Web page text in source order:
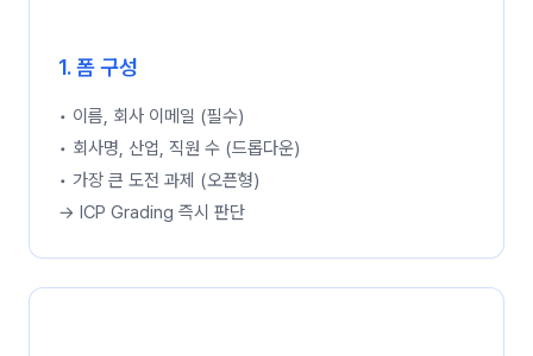
1. 폼 구성
• 이름, 회사 이메일 (필수)
• 회사명, 산업, 직원 수 (드롭다운)
• 가장 큰 도전 과제 (오픈형)
→ ICP Grading 즉시 판단